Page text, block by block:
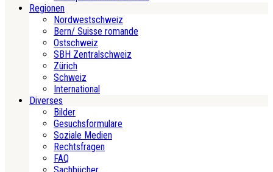
Regionen
Nordwestschweiz
Bern/ Suisse romande
Ostschweiz
SBH Zentralschweiz
Zürich
Schweiz
International
Diverses
Bilder
Gesuchsformulare
Soziale Medien
Rechtsfragen
FAQ